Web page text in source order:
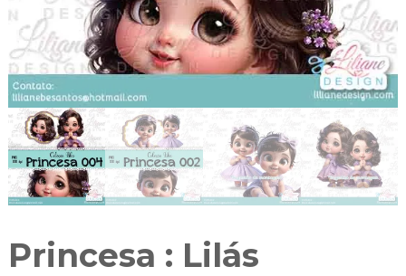
Princesa : Lilás